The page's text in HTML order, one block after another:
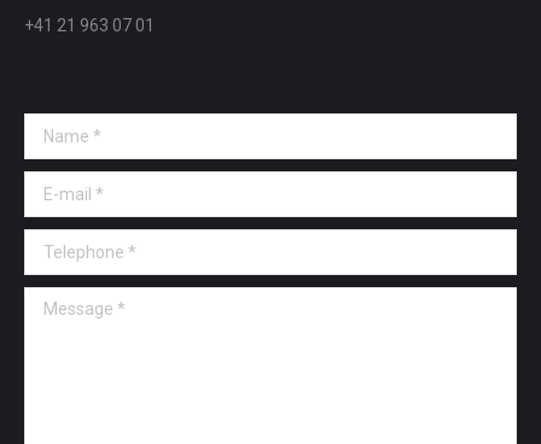
+41 21 963 07 01
Name *
E-mail *
Telephone *
Message *